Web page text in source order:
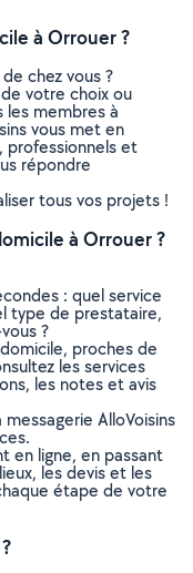
à Orrouer ?
chez vous ?
votre choix ou
membres à
vous met en
professionnels et
répondre
tous vos projets !
à Orrouer ?
: quel service
type de prestataire,
?
proches de
les services
les notes et avis
AlloVoisins
en ligne, en passant
les devis et les
étape de votre